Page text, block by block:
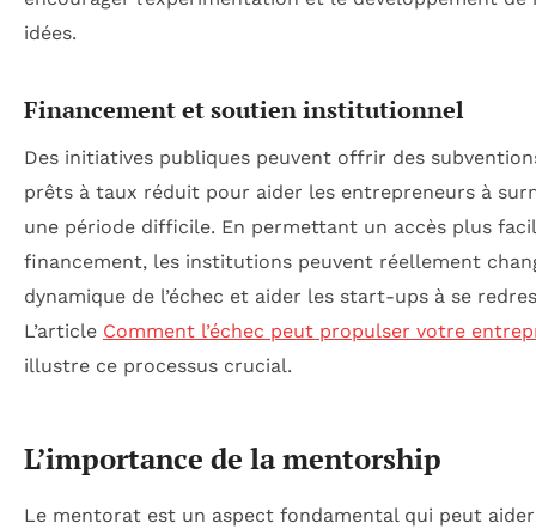
idées.
Financement et soutien institutionnel
Des initiatives publiques peuvent offrir des
prêts à taux réduit pour aider les entrepreneurs à
une période difficile. En permettant un accès plus
financement, les institutions peuvent réellement
dynamique de l’échec et aider les start-ups à se
L’article Comment l’échec peut propulser votre
illustre ce processus crucial.
L’importance de la mentorship
Le mentorat est un aspect fondamental qui peut